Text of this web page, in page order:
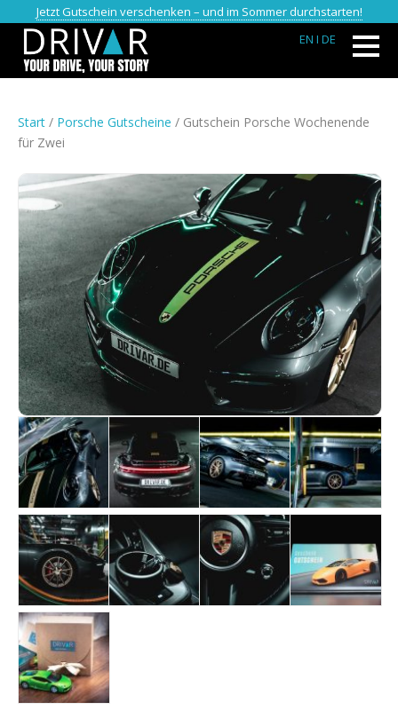
Jetzt Gutschein verschenken – und im Sommer durchstarten!
EN I DE
Start / Porsche Gutscheine / Gutschein Porsche Wochenende
für Zwei